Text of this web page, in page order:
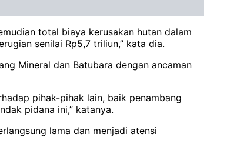
total biaya kerusakan hutan dalam
senilai Rp5,7 triliun,” kata dia.
Mineral dan Batubara dengan ancaman
pihak-pihak lain, baik penambang
pidana ini,” katanya.
lama dan menjadi atensi